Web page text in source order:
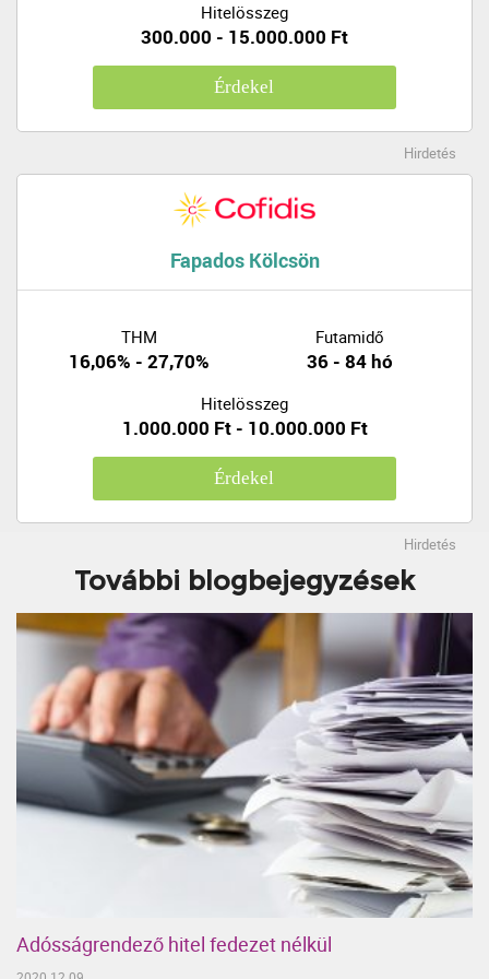
Hitelösszeg
300.000 - 15.000.000 Ft
Érdekel
Hirdetés
Fapados Kölcsön
THM
16,06% - 27,70%
Futamidő
36 - 84 hó
Hitelösszeg
1.000.000 Ft - 10.000.000 Ft
Érdekel
Hirdetés
További blogbejegyzések
Adósságrendező hitel fedezet nélkül